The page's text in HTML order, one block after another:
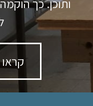
ותוכן. כך